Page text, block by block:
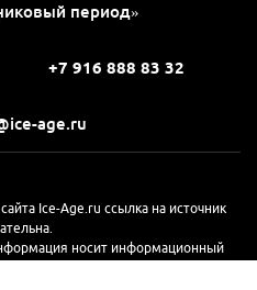
период»
+7 916 888 83 32
age.ru
Ice-Age.ru ссылка на источник
носит информационный